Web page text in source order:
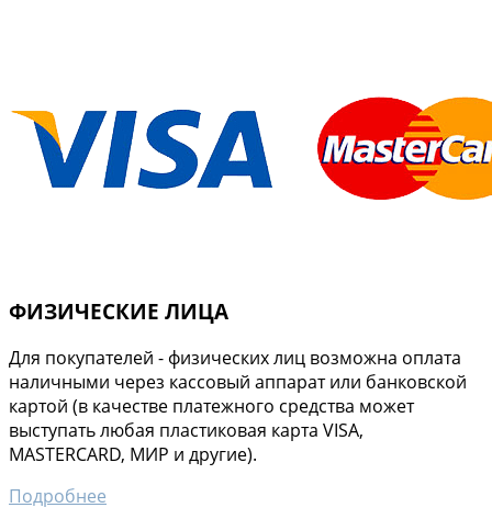
ФИЗИЧЕСКИЕ ЛИЦА
Для покупателей - физических лиц возможна оплата
наличными через кассовый аппарат или банковской
картой (в качестве платежного средства может
выступать любая пластиковая карта VISA,
MASTERCARD, МИР и другие).
Подробнее